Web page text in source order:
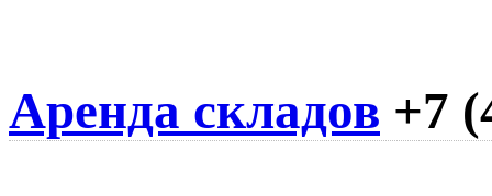
Аренда складов +7